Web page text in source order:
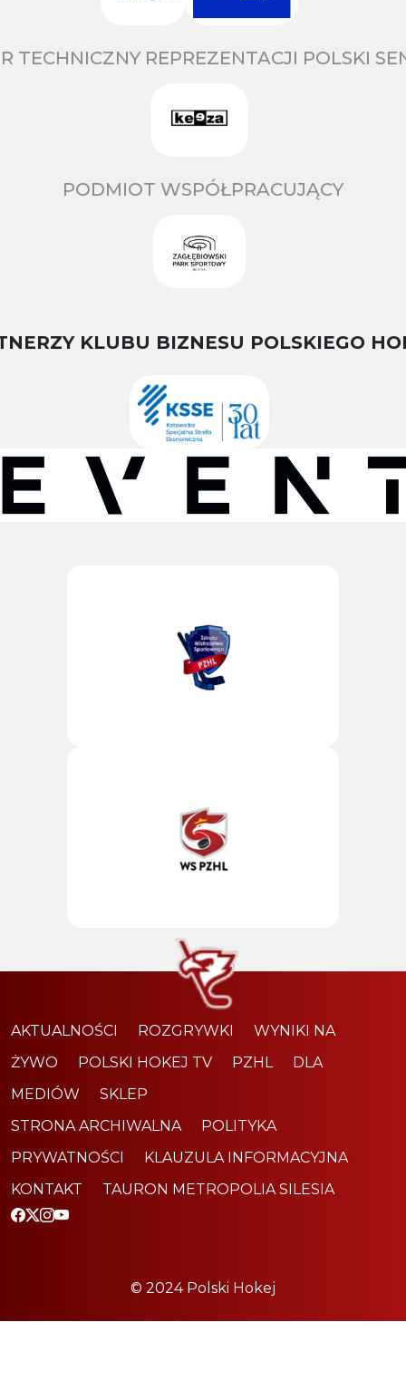
TECHNICZNY REPREZENTACJI POLSKI
PODMIOT WSPÓŁPRACUJĄCY
KLUBU BIZNESU POLSKIEGO
AKTUALNOŚCI ROZGRYWKI
WYNIKI NA
ŻYWO
POLSKI HOKEJ TV PZHL
DLA
MEDIÓW
SKLEP
STRONA ARCHIWALNA
POLITYKA
PRYWATNOŚCI
KLAUZULA INFORMACYJNA
KONTAKT
TAURON METROPOLIA SILESIA
© 2024 Polski Hokej